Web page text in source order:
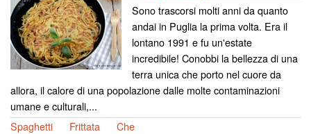
Sono trascorsi molti anni da quanto
andai in Puglia la prima volta. Era il
lontano 1991 e fu un'estate
incredibile! Conobbi la bellezza di una
terra unica che porto nel cuore da
allora, il calore di una popolazione dalle molte contaminazioni
umane e culturali,...
Spaghetti
Frittata Che